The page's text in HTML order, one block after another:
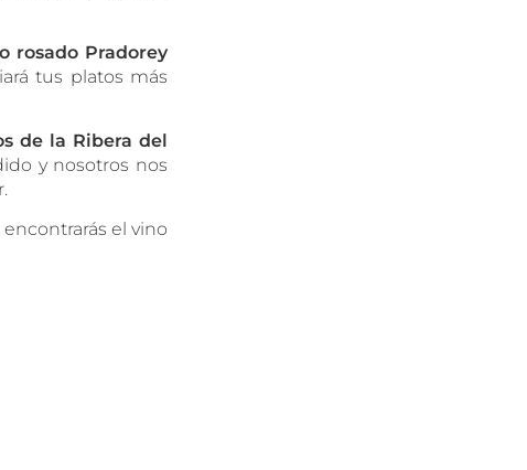
rosado Pradorey
tus platos más
de la Ribera del
y nosotros nos
el vino